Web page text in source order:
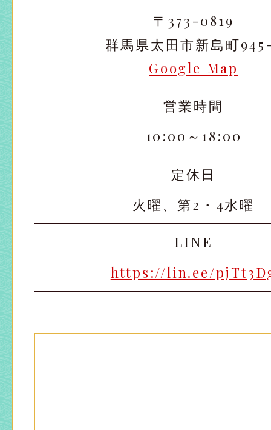
大宮店
大宮店
〒373-0819
群馬県太田市新島町
Google Map
営業時間
10:00～18:00
定休日
火曜、第2・4水曜
LINE
https://lin.ee/